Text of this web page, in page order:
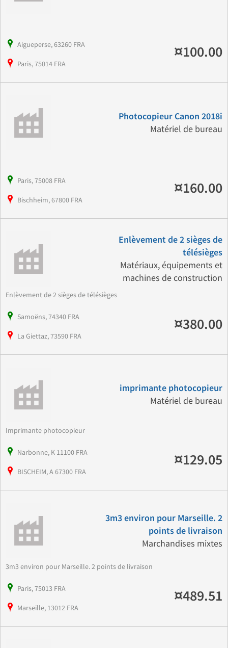
Aigueperse, 63260 FRA
Paris, 75014 FRA
¤100.00
Photocopieur Canon 2018i
Matériel de bureau
Paris, 75008 FRA
Bischheim, 67800 FRA
¤160.00
Enlèvement de 2 sièges de
télésièges
Matériaux, équipements et
machines de construction
Enlèvement de 2 sièges de télésièges
Samoëns, 74340 FRA
La Giettaz, 73590 FRA
¤380.00
imprimante photocopieur
Matériel de bureau
Imprimante photocopieur
Narbonne, K 11100 FRA
BISCHEIM, A 67300 FRA
¤129.05
3m3 environ pour Marseille. 2
points de livraison
Marchandises mixtes
3m3 environ pour Marseille. 2 points de livraison
Paris, 75013 FRA
Marseille, 13012 FRA
¤489.51